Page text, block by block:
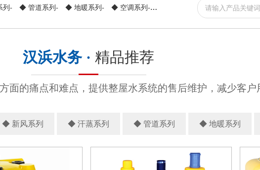
列- ◆ 管道系列- ◆ 地暖系列- ◆ 空调系列- ◆ 光伏系列- ◆
汉浜水务 · 精品推荐
面的痛点和难点，提供整屋水系统的售后维护，减少客户
◆ 新风系列 ◆ 汗蒸系列 ◆ 管道系列 ◆ 地暖系列